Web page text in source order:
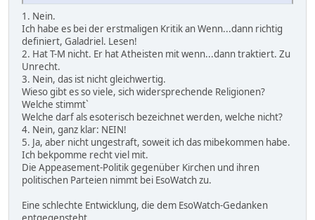
1. Nein.
Ich habe es bei der erstmaligen Kritik an Wenn...dann richtig
definiert, Galadriel. Lesen!
2. Hat T-M nicht. Er hat Atheisten mit wenn...dann traktiert. Zu
Unrecht.
3. Nein, das ist nicht gleichwertig.
Wieso gibt es so viele, sich widersprechende Religionen?
Welche stimmt`
Welche darf als esoterisch bezeichnet werden, welche nicht?
4. Nein, ganz klar: NEIN!
5. Ja, aber nicht ungestraft, soweit ich das mibekommen habe.
Ich bekpomme recht viel mit.
Die Appeasement-Politik gegenüber Kirchen und ihren
politischen Parteien nimmt bei EsoWatch zu.
Eine schlechte Entwicklung, die dem EsoWatch-Gedanken